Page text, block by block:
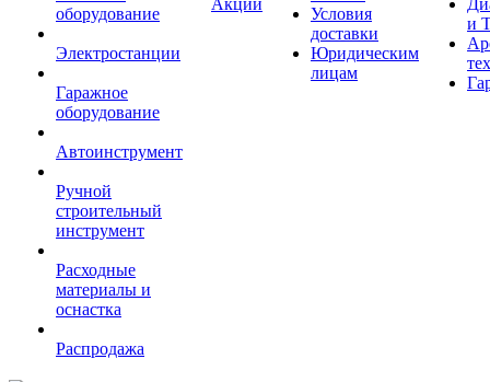
оборудование
Электростанции
Гаражное
оборудование
Автоинструмент
Ручной
строительный
инструмент
Расходные
материалы и
оснастка
Распродажа
Акции
Условия
доставки
Юридическим
лицам
и